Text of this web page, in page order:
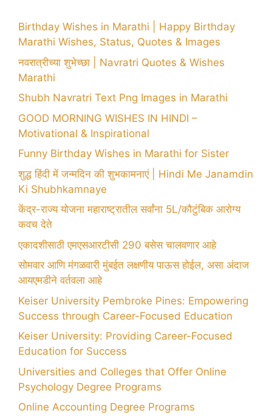
Birthday Wishes in Marathi | Happy Birthday
Marathi Wishes, Status, Quotes & Images
नवरात्रीच्या शुभेच्छा | Navratri Quotes & Wishes
Marathi
Shubh Navratri Text Png Images in Marathi
GOOD MORNING WISHES IN HINDI –
Motivational & Inspirational
Funny Birthday Wishes in Marathi for Sister
शुद्ध हिंदी में जन्मदिन की शुभकामनाएं | Hindi Me Janamdin
Ki Shubhkamnaye
केंद्र-राज्य योजना महाराष्ट्रातील सर्वांना 5L/कौटुंबिक आरोग्य
कवच देते
एकादशीसाठी एमएसआरटीसी 290 बसेस चालवणार आहे
सोमवार आणि मंगळवारी मुंबईत लक्षणीय पाऊस होईल, असा अंदाज
आयएमडीने वर्तवला आहे
Keiser University Pembroke Pines: Empowering
Success through Career-Focused Education
Keiser University: Providing Career-Focused
Education for Success
Universities and Colleges that Offer Online
Psychology Degree Programs
Online Accounting Degree Programs